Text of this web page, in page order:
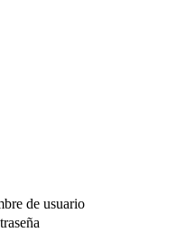
de usuario